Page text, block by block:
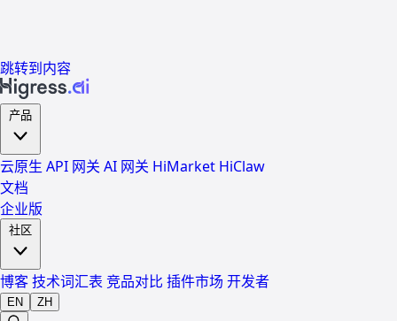
跳转到内容
云原生 API 网关 AI 网关 HiMarket HiClaw
文档
企业版
博客技术词汇表 竞品对比 插件市场 开发者
EN ZH